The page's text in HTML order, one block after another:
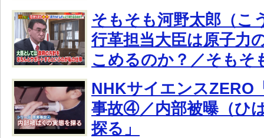
そもそも河野太郎（こ
行革担当大臣は原子力
こめるのか？／そもそ
NHKサイエンスZERO
事故④／内部被曝（ひ
探る」